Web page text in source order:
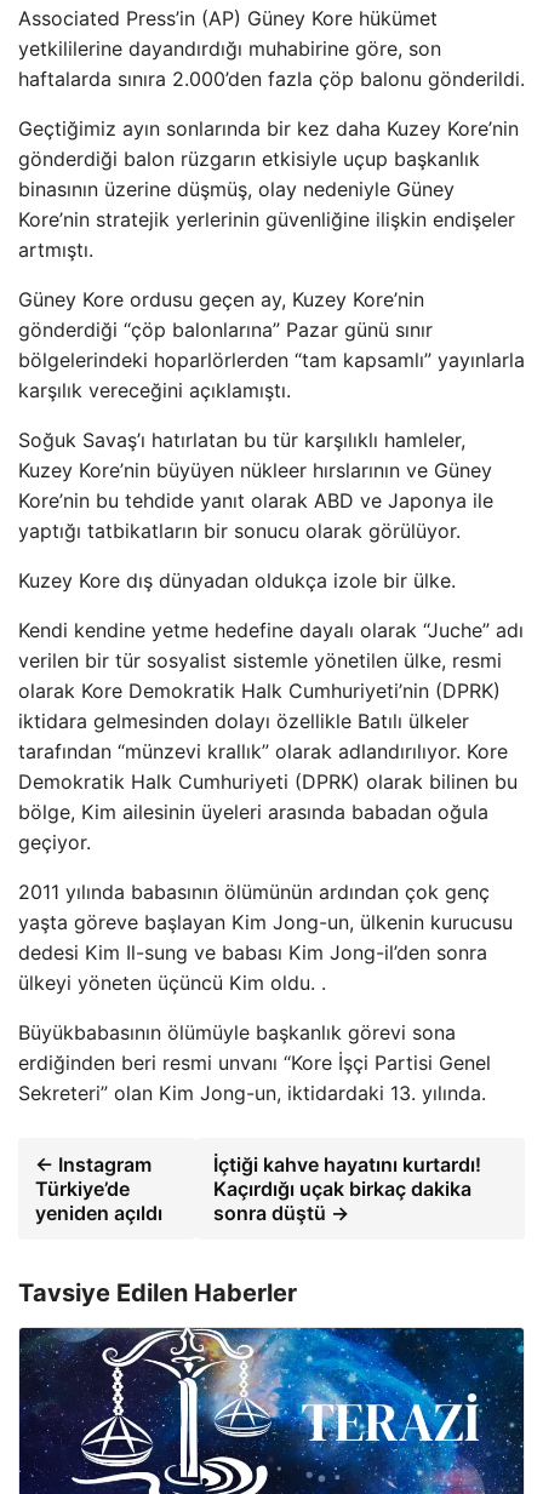
Associated Press’in (AP) Güney Kore hükümet
yetkililerine dayandırdığı muhabirine göre, son
haftalarda sınıra 2.000’den fazla çöp balonu gönderildi.
Geçtiğimiz ayın sonlarında bir kez daha Kuzey Kore’nin
gönderdiği balon rüzgarın etkisiyle uçup başkanlık
binasının üzerine düşmüş, olay nedeniyle Güney
Kore’nin stratejik yerlerinin güvenliğine ilişkin endişeler
artmıştı.
Güney Kore ordusu geçen ay, Kuzey Kore’nin
gönderdiği “çöp balonlarına” Pazar günü sınır
bölgelerindeki hoparlörlerden “tam kapsamlı” yayınlarla
karşılık vereceğini açıklamıştı.
Soğuk Savaş’ı hatırlatan bu tür karşılıklı hamleler,
Kuzey Kore’nin büyüyen nükleer hırslarının ve Güney
Kore’nin bu tehdide yanıt olarak ABD ve Japonya ile
yaptığı tatbikatların bir sonucu olarak görülüyor.
Kuzey Kore dış dünyadan oldukça izole bir ülke.
Kendi kendine yetme hedefine dayalı olarak “Juche” adı
verilen bir tür sosyalist sistemle yönetilen ülke, resmi
olarak Kore Demokratik Halk Cumhuriyeti’nin (DPRK)
iktidara gelmesinden dolayı özellikle Batılı ülkeler
tarafından “münzevi krallık” olarak adlandırılıyor. Kore
Demokratik Halk Cumhuriyeti (DPRK) olarak bilinen bu
bölge, Kim ailesinin üyeleri arasında babadan oğula
geçiyor.
2011 yılında babasının ölümünün ardından çok genç
yaşta göreve başlayan Kim Jong-un, ülkenin kurucusu
dedesi Kim Il-sung ve babası Kim Jong-il’den sonra
ülkeyi yöneten üçüncü Kim oldu. .
Büyükbabasının ölümüyle başkanlık görevi sona
erdiğinden beri resmi unvanı “Kore İşçi Partisi Genel
Sekreteri” olan Kim Jong-un, iktidardaki 13. yılında.
← Instagram
Türkiye’de
yeniden açıldı
İçtiği kahve hayatını kurtardı!
Kaçırdığı uçak birkaç dakika
sonra düştü →
Tavsiye Edilen Haberler